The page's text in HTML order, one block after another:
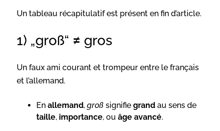
Un tableau récapitulatif est présent en fin d’article.
1) „groß“ ≠ gros
Un faux ami courant et trompeur entre le français
et l’allemand.
En allemand, groß signifie grand au sens de
taille, importance, ou âge avancé.